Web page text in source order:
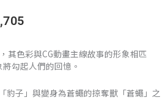
價
範
圍：
其色彩與CG動畫主線故事的形象相匹
勾起人們的回憶。
豹子」與變身為蒼蠅的掠奪獸「蒼蠅」之